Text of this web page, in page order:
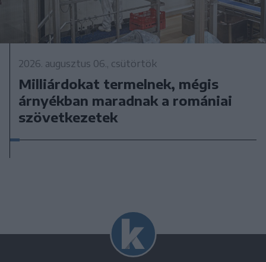
2026. augusztus 06., csütörtök
Milliárdokat termelnek, mégis
árnyékban maradnak a romániai
szövetkezetek